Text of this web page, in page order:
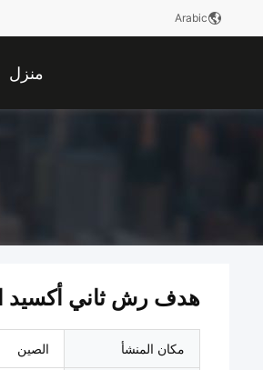
Arabic
منزل
هدف رش ثاني أكسيد
مكان المنشأ الصين